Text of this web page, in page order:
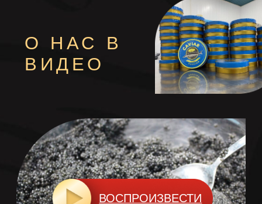
кормовая база, насыщенная каспийской
бентофлорой и единственным в своём
роде зоопланктоном, делает
неповторимыми вкусовые качества
чёрной икры, которые невозможно
диких условиях миллионы лет, а их дар –
чёрная икра – по сей день является
символом России.